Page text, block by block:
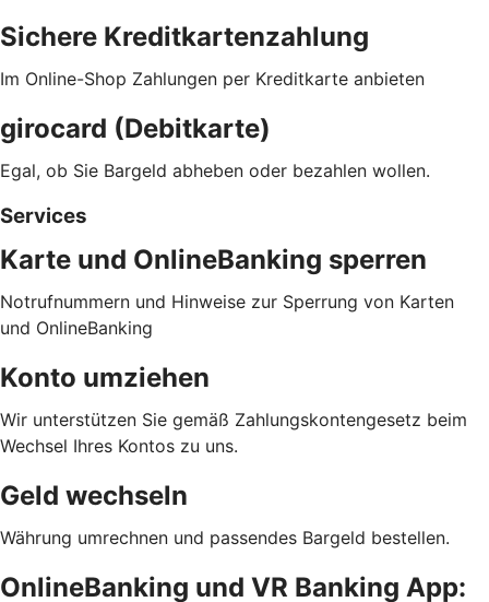
Sichere Kreditkartenzahlung
Im Online-Shop Zahlungen per Kreditkarte anbieten
girocard (Debitkarte)
Egal, ob Sie Bargeld abheben oder bezahlen wollen.
Services
Karte und OnlineBanking sperren
Notrufnummern und Hinweise zur Sperrung von Karten
und OnlineBanking
Konto umziehen
Wir unterstützen Sie gemäß Zahlungskontengesetz beim
Wechsel Ihres Kontos zu uns.
Geld wechseln
Währung umrechnen und passendes Bargeld bestellen.
OnlineBanking und VR Banking App: